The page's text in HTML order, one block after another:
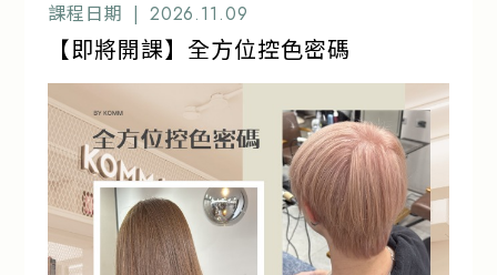
美髮課程
流行趨勢
產品通路
人才招募
課程日期 | 2026.11.09
【即將開課】全方位控色密碼